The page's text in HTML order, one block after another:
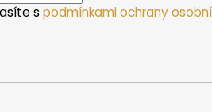
s podmínkami ochrany